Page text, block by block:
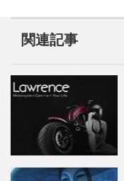
関連記事